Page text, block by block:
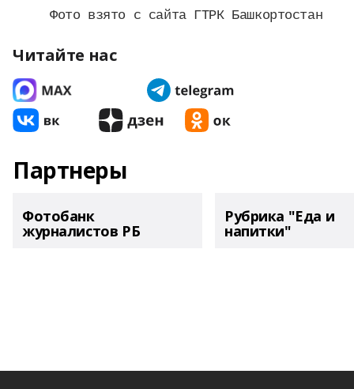
Фото взято с сайта ГТРК Башкортостан
Читайте нас
Партнеры
Фотобанк
журналистов РБ
Рубрика "Еда и
напитки"